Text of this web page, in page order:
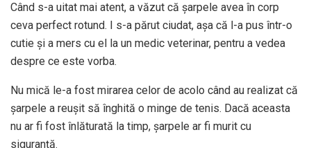
Când s-a uitat mai atent, a văzut că șarpele avea în corp
ceva perfect rotund. I s-a părut ciudat, așa că l-a pus într-o
cutie și a mers cu el la un medic veterinar, pentru a vedea
despre ce este vorba.
Nu mică le-a fost mirarea celor de acolo când au realizat că
șarpele a reușit să înghită o minge de tenis. Dacă aceasta
nu ar fi fost înlăturată la timp, șarpele ar fi murit cu
siguranță.